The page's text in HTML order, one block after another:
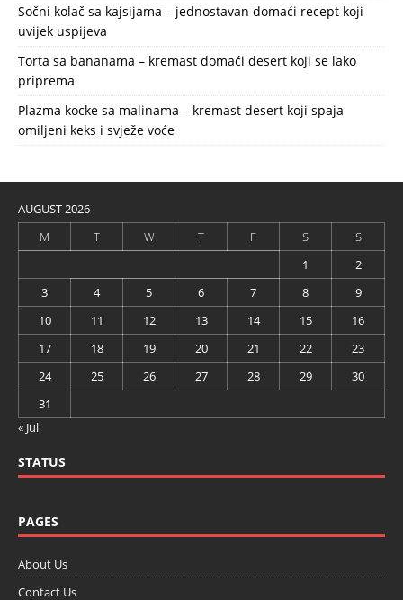
Sočni kolač sa kajsijama – jednostavan domaći recept koji
uvijek uspijeva
Torta sa bananama – kremast domaći desert koji se lako
priprema
Plazma kocke sa malinama – kremast desert koji spaja
omiljeni keks i svježe voće
AUGUST 2026
M
T W T F S
S
1
2
3
4 5 6 7 8
9
10
11 12 13 14 15
16
17
18 19 20 21 22
23
24
25 26 27 28 29
30
31
« Jul
STATUS
PAGES
About Us
Contact Us